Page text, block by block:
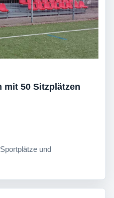
mit 50 Sitzplätzen
und